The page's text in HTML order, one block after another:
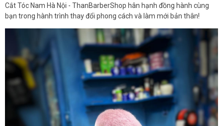
Cắt Tóc Nam Hà Nội - ThanBarberShop hân hạnh đồng hành cùng
bạn trong hành trình thay đổi phong cách và làm mới bản thân!